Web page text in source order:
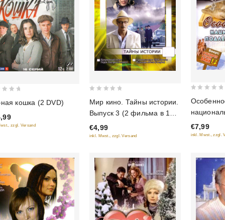
кошка (2 DVD)
zzgl. Versand
out
of
5
Мир кино. Тайны истории.
Выпуск 3 (2 фильма в 1
диске)
€4,99
inkl. Mwst., zzgl. Versand
of
5
ловли,
полной
бани 1, 2)
€7,99
inkl. Mwst., zzgl.